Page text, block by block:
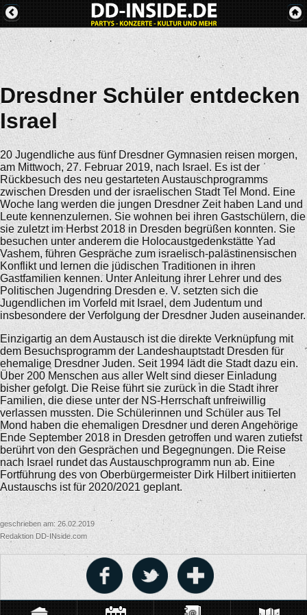
Dresdner Schüler entdecken
Israel
20 Jugendliche aus fünf Dresdner Gymnasien reisen morgen,
am Mittwoch, 27. Februar 2019, nach Israel. Es ist der
Rückbesuch des neu gestarteten Austauschprogramms
zwischen Dresden und der israelischen Stadt Tel Mond. Eine
Woche lang werden die jungen Dresdner Zeit haben Land und
Leute kennenzulernen. Sie wohnen bei ihren Gastschülern, die
sie zuletzt im Herbst 2018 in Dresden begrüßen konnten. Sie
besuchen unter anderem die Holocaustgedenkstätte Yad
Vashem, führen Gespräche zum israelisch-palästinensischen
Konflikt und lernen die jüdischen Traditionen in ihren
Gastfamilien kennen. Unter Anleitung ihrer Lehrer und des
Politischen Jugendring Dresden e. V. setzten sich die
Jugendlichen im Vorfeld mit Israel, dem Judentum und
insbesondere der Verfolgung der Dresdner Juden auseinander.
Einzigartig an dem Austausch ist die direkte Verknüpfung mit
dem Besuchsprogramm der Landeshauptstadt Dresden für
ehemalige Dresdner Juden. Seit 1994 lädt die Stadt dazu ein.
Über 200 Menschen aus aller Welt sind dieser Einladung
bisher gefolgt. Die Reise führt sie zurück in die Stadt ihrer
Familien, die diese unter der NS-Herrschaft unfreiwillig
verlassen mussten. Die Schülerinnen und Schüler aus Tel
Mond haben die ehemaligen Dresdner und deren Angehörige
Ende September 2018 in Dresden getroffen und waren zutiefst
berührt von den Gesprächen und Begegnungen. Die Reise
nach Israel rundet das Austauschprogramm nun ab. Eine
Fortführung des von Oberbürgermeister Dirk Hilbert initiierten
Austauschs ist für 2020/2021 geplant.
geschrieben am: 26.02.2019
Redaktion DD-INside.com